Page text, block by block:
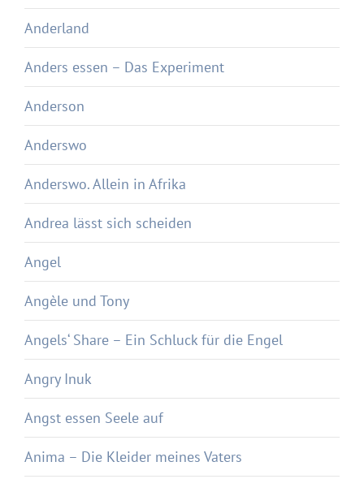
Anderland
Anders essen – Das Experiment
Anderson
Anderswo
Anderswo. Allein in Afrika
Andrea lässt sich scheiden
Angel
Angèle und Tony
Angels‘ Share – Ein Schluck für die Engel
Angry Inuk
Angst essen Seele auf
Anima – Die Kleider meines Vaters